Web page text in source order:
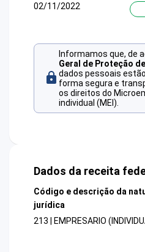
02/11/2022
Informamos que, de
Geral de Proteção
dados pessoais
forma segura e
os direitos do
individual (MEI).
Dados da receita
Código e descrição da
jurídica
213 | EMPRESARIO